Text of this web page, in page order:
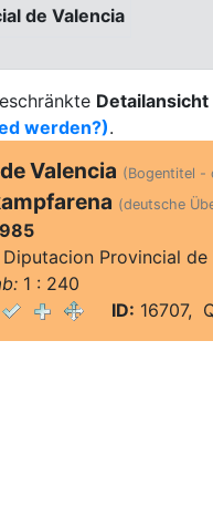
de Valencia
Detailansicht
werden?).
Valencia (Bogentitel -
(deutsche
Provincial de
1 : 240
ID: 16707,